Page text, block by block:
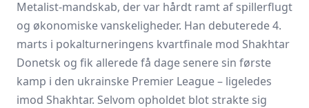
Metalist-mandskab, der var hårdt ramt af spillerflugt
og økonomiske vanskeligheder. Han debuterede 4.
marts i pokalturneringens kvartfinale mod Shakhtar
Donetsk og fik allerede få dage senere sin første
kamp i den ukrainske Premier League – ligeledes
imod Shakhtar. Selvom opholdet blot strakte sig